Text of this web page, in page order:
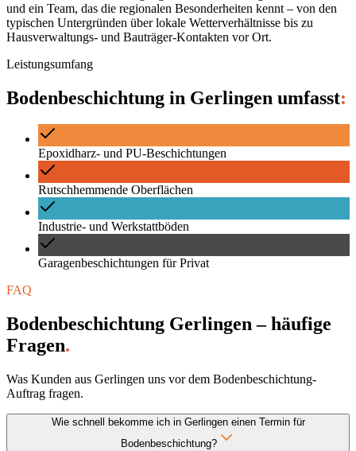
und ein Team, das die regionalen Besonderheiten kennt – von den
typischen Untergründen über lokale Wetterverhältnisse bis zu
Hausverwaltungs- und Bauträger-Kontakten vor Ort.
Leistungsumfang
Bodenbeschichtung in Gerlingen umfasst:
Epoxidharz- und PU-Beschichtungen
Rutschhemmende Oberflächen
Industrie- und Werkstattböden
Garagenbeschichtungen für Privat
FAQ
Bodenbeschichtung Gerlingen – häufige
Fragen.
Was Kunden aus Gerlingen uns vor dem Bodenbeschichtung-
Auftrag fragen.
Wie schnell bekomme ich in Gerlingen einen Termin für
Bodenbeschichtung?